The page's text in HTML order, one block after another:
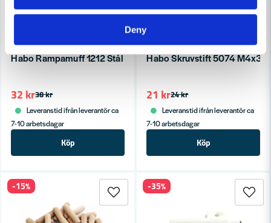
Deny
HABO
Habo Rampamuff 1212 Stål Obehandlad M6 SB
38 kr
32 kr
Leveranstid ifrån leverantör ca
7-10 arbetsdagar
Köp
HABO
Habo Skruvstift 5074
24 kr
21 kr
Leveranstid ifrån leverantör ca
7-10 arbetsdagar
Köp
-15% -35%